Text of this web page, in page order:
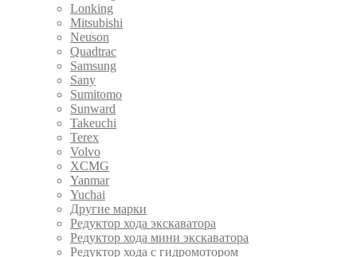
Lonking
Mitsubishi
Neuson
Quadtrac
Samsung
Sany
Sumitomo
Sunward
Takeuchi
Terex
Volvo
XCMG
Yanmar
Yuchai
Другие марки
Редуктор хода экскаватора
Редуктор хода мини экскаватора
Редуктор хода с гидромотором